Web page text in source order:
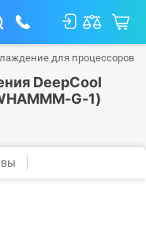
для процессоров
DeepCool
G-1)